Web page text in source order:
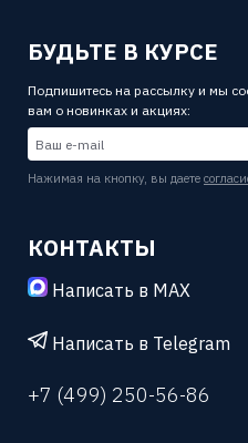
БУДЬТЕ В КУРСЕ
Подпишитесь на рассылку и мы
вам о новинках и акциях:
Нажимая на кнопку, вы даете
КОНТАКТЫ
Написать в MAX
Написать в Telegram
+7 (499) 250-56-86